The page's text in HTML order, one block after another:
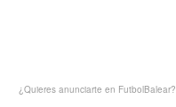
¿Quieres anunciarte en FutbolBalear?